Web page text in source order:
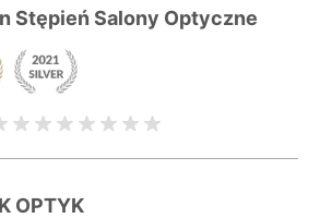
Stępień Salony Optyczne
OPTYK